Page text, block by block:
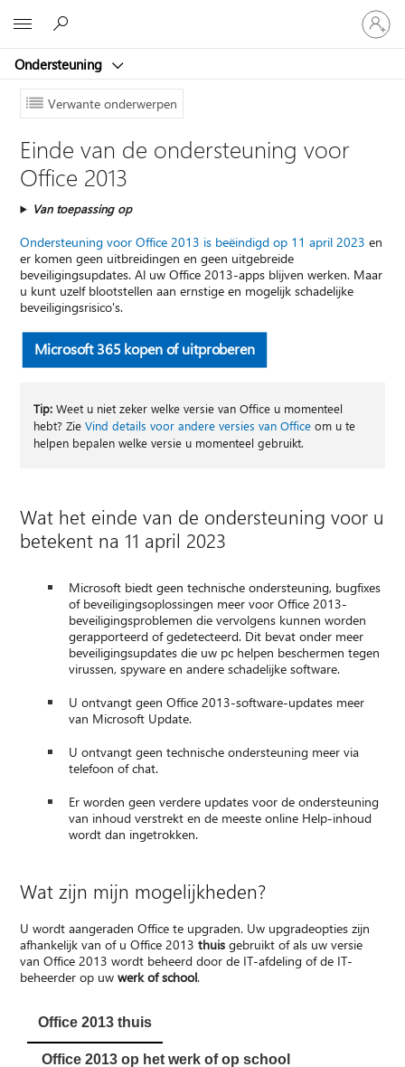
Ondersteuning
Meld
je
aan
je
Verwante onderwerpen
Einde van de ondersteuning voor
Office 2013
Van toepassing op
Ondersteuning voor Office 2013 is beëindigd op 11 april 2023 en
er komen geen uitbreidingen en geen uitgebreide
beveiligingsupdates. Al uw Office 2013-apps blijven werken. Maar
u kunt uzelf blootstellen aan ernstige en mogelijk schadelijke
beveiligingsrisico's.
Microsoft 365 kopen of uitproberen
Tip: Weet u niet zeker welke versie van Office u momenteel
hebt? Zie Vind details voor andere versies van Officeom u te
helpen bepalen welke versie u momenteel gebruikt.
Wat het einde van de ondersteuning voor u
betekent na 11 april 2023
Microsoft biedt geen technische ondersteuning, bugfixes
of beveiligingsoplossingen meer voor Office 2013-
beveiligingsproblemen die vervolgens kunnen worden
gerapporteerd of gedetecteerd. Dit bevat onder meer
beveiligingsupdates die uw pc helpen beschermen tegen
virussen, spyware en andere schadelijke software.
U ontvangt geen Office 2013-software-updates meer
van Microsoft Update.
U ontvangt geen technische ondersteuning meer via
telefoon of chat.
Er worden geen verdere updates voor de ondersteuning
van inhoud verstrekt en de meeste online Help-inhoud
wordt dan ingetrokken.
Wat zijn mijn mogelijkheden?
U wordt aangeraden Office te upgraden. Uw upgradeopties zijn
afhankelijk van of u Office 2013thuis gebruikt of als uw versie
van Office 2013 wordt beheerd door de IT-afdeling of de IT-
beheerder op uwwerk of school.
Office 2013 thuis
Office 2013 op het werk of op school